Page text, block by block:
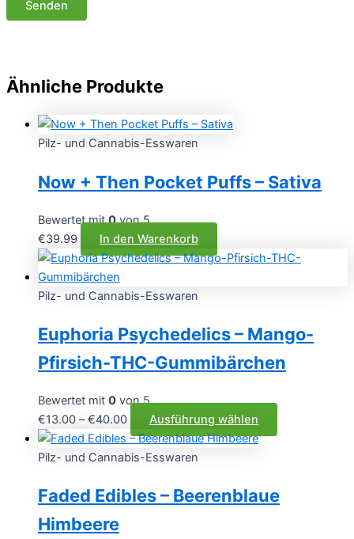
Ähnliche Produkte
Pilz- und Cannabis-Esswaren
Now + Then Pocket Puffs – Sativa
Bewertet mit0von 5
€39.99 In den Warenkorb
Pilz- und Cannabis-Esswaren
Euphoria Psychedelics – Mango-
Pfirsich-THC-Gummibärchen
Bewertet mit 0 von 5
€13.00 –€40.00Preisspanne:
€13.00
bis
Ausführung wählen
Produkt
Varianten
Pilz- und Cannabis-Esswaren
Faded Edibles – Beerenblaue
Himbeere